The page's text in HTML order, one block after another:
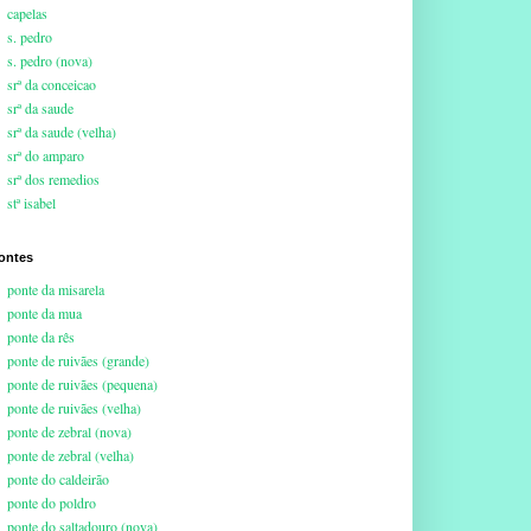
capelas
s. pedro
s. pedro (nova)
srª da conceicao
srª da saude
srª da saude (velha)
srª do amparo
srª dos remedios
stª isabel
ponte da misarela
ponte da mua
ponte da rês
ponte de ruivães (grande)
ponte de ruivães (pequena)
ponte de ruivães (velha)
ponte de zebral (nova)
ponte de zebral (velha)
ponte do caldeirão
ponte do poldro
ponte do saltadouro (nova)